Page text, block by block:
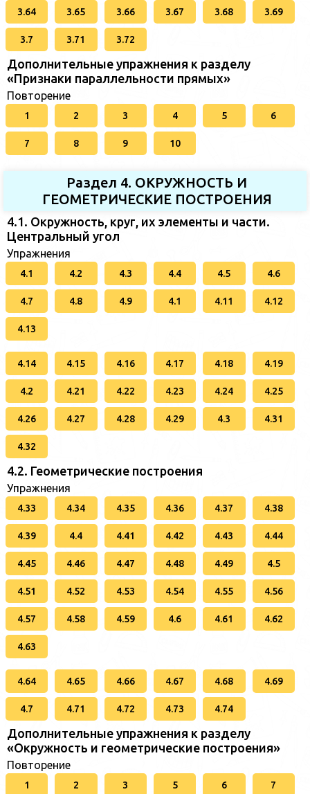
3.64 3.65 3.66 3.67 3.68 3.69
3.7 3.71 3.72
Дополнительные упражнения к разделу
«Признаки параллельности прямых»
Повторение
1 2 3 4 5 6
7 8 9 10
Раздел 4. ОКРУЖНОСТЬ И
ГЕОМЕТРИЧЕСКИЕ ПОСТРОЕНИЯ
4.1. Окружность, круг, их элементы и части.
Центральный угол
Упражнения
4.1 4.2 4.3 4.4 4.5 4.6
4.7 4.8 4.9 4.1 4.11 4.12
4.13
4.14 4.15 4.16 4.17 4.18 4.19
4.2 4.21 4.22 4.23 4.24 4.25
4.26 4.27 4.28 4.29 4.3 4.31
4.32
4.2. Геометрические построения
Упражнения
4.33 4.34 4.35 4.36 4.37 4.38
4.39 4.4 4.41 4.42 4.43 4.44
4.45 4.46 4.47 4.48 4.49 4.5
4.51 4.52 4.53 4.54 4.55 4.56
4.57 4.58 4.59 4.6 4.61 4.62
4.63
4.64 4.65 4.66 4.67 4.68 4.69
4.7 4.71 4.72 4.73 4.74
Дополнительные упражнения к разделу
«Окружность и геометрические построения»
Повторение
1 2 3 5 6 7